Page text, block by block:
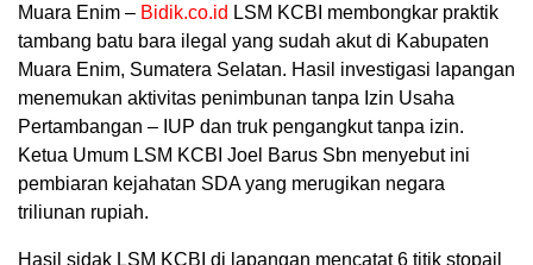
Muara Enim – Bidik.co.id LSM KCBI membongkar praktik
tambang batu bara ilegal yang sudah akut di Kabupaten
Muara Enim, Sumatera Selatan. Hasil investigasi lapangan
menemukan aktivitas penimbunan tanpa Izin Usaha
Pertambangan – IUP dan truk pengangkut tanpa izin.
Ketua Umum LSM KCBI Joel Barus Sbn menyebut ini
pembiaran kejahatan SDA yang merugikan negara
triliunan rupiah.
Hasil sidak LSM KCBI di lapangan mencatat 6 titik stopail